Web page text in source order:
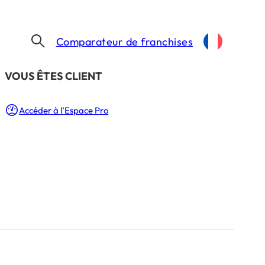
​VOUS ÊTES CLIENT
Accéder à l’Espace Pro
Comparateur de franchises
de l’audit